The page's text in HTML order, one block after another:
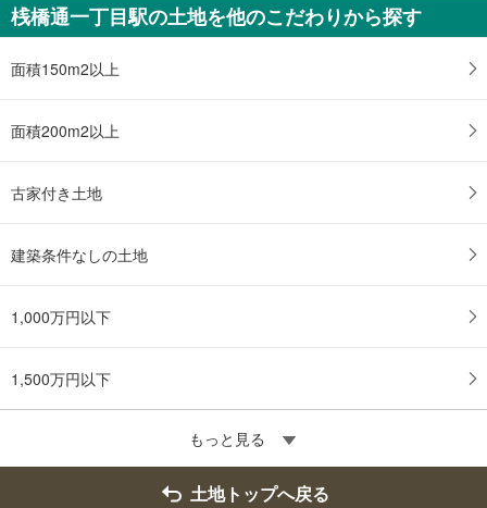
桟橋通一丁目駅の土地を他のこだわりから探す
面積150m2以上
面積200m2以上
古家付き土地
建築条件なしの土地
1,000万円以下
1,500万円以下
もっと見る
土地トップへ戻る